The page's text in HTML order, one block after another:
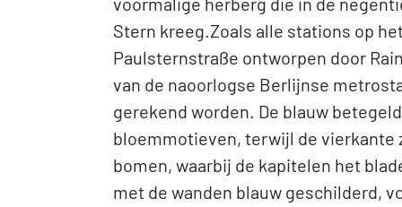
Stern kreeg.Zoals alle stations op
Paulsternstraße ontworpen door
van de naoorlogse Berlijnse
gerekend worden. De blauw
bloemmotieven, terwijl de vierkante
bomen, waarbij de kapitelen het
met de wanden blauw geschilderd,